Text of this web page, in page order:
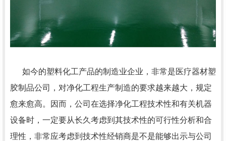
如今的塑料化工产品的制造业企业，非常是医疗器材塑
胶制品公司，对净化工程生产制造的要求越来越大，规定
愈来愈高。因而，公司在选择净化工程技术性和有关机器
设备时，一定要从长久考虑到其技术性的可行性分析和合
理性，非常应考虑到技术性经销商是不是能够出示与公司